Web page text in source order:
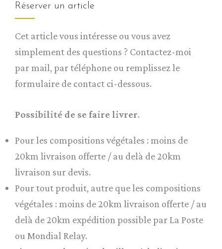
Réserver un article
Cet article vous intéresse ou vous avez
simplement des questions ? Contactez-moi
par mail, par téléphone ou remplissez le
formulaire de contact ci-dessous.
Possibilité de se faire livrer.
Pour les compositions végétales : moins de
20km livraison offerte / au delà de 20km
livraison sur devis.
Pour tout produit, autre que les compositions
végétales : moins de 20km livraison offerte / au
delà de 20km expédition possible par La Poste
ou Mondial Relay.